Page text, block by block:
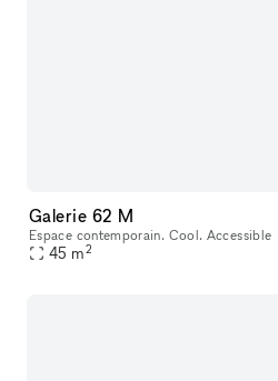
Galerie 62 M
Espace contemporain. Cool. Accessible
45 m2